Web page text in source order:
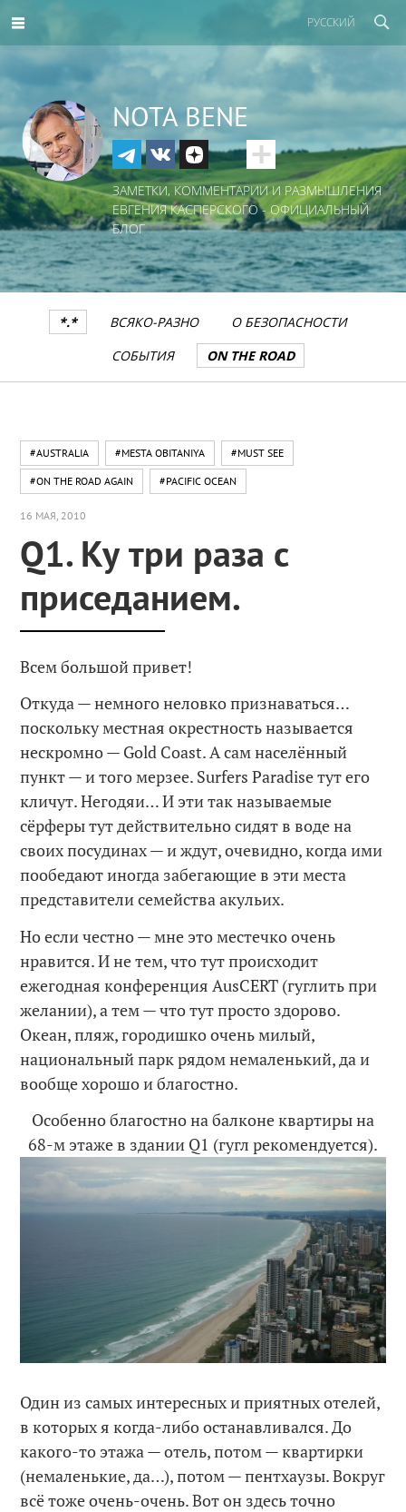
РУССКИЙ
NOTA BENE
ЗАМЕТКИ, КОММЕНТАРИИ И РАЗМЫШЛЕНИЯ
ЕВГЕНИЯ КАСПЕРСКОГО - ОФИЦИАЛЬНЫЙ
БЛОГ
*.* ВСЯКО-РАЗНО
О БЕЗОПАСНОСТИ
СОБЫТИЯ
ON THE ROAD
#AUSTRALIA #MESTA OBITANIYA #MUST SEE
#ON THE ROAD AGAIN #PACIFIC OCEAN
16 МАЯ, 2010
Q1. Ку три раза с
приседанием.
Всем большой привет!
Откуда — немного неловко признаваться…
поскольку местная окрестность называется
нескромно — Gold Coast. А сам населённый
пункт — и того мерзее. Surfers Paradise тут его
кличут. Негодяи… И эти так называемые
сёрферы тут действительно сидят в воде на
своих посудинах — и ждут, очевидно, когда ими
пообедают иногда забегающие в эти места
представители семейства акульих.
Но если честно — мне это местечко очень
нравится. И не тем, что тут происходит
ежегодная конференция AusCERT (гуглить при
желании), а тем — что тут просто здорово.
Океан, пляж, городишко очень милый,
национальный парк рядом немаленький, да и
вообще хорошо и благостно.
Особенно благостно на балконе квартиры на
68-м этаже в здании Q1 (гугл рекомендуется).
Один из самых интересных и приятных отелей,
в которых я когда-либо останавливался. До
какого-то этажа — отель, потом — квартирки
(немаленькие, да…), потом — пентхаузы. Вокруг
всё тоже очень-очень. Вот он здесь точно